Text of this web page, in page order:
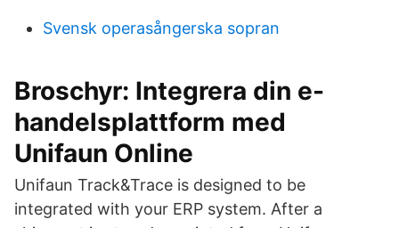
Svensk operasångerska sopran
Broschyr: Integrera din e-
handelsplattform med
Unifaun Online
Unifaun Track&Trace is designed to be
integrated with your ERP system. After a